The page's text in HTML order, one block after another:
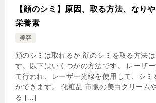
【顔のシミ】原因、取る方法、なり
栄養素
美容
顔のシミは取れるか 顔のシミを取る方法
す。以下はいくつかの方法です。 レーザ
て行われ、レーザー光線を使用して、シミ
ができます。 化粧品 市販の美白クリーム
る […]